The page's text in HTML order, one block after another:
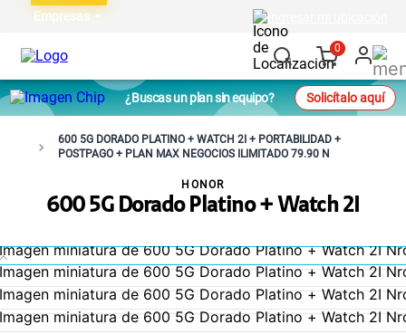
Empresas
0
¿Buscas un plan sin equipo? Solicítalo aquí
600 5G DORADO PLATINO + WATCH 2I + PORTABILIDAD +
POSTPAGO + PLAN MAX NEGOCIOS ILIMITADO 79.90 N
600 5G Dorado Platino + Watch 2I
HONOR